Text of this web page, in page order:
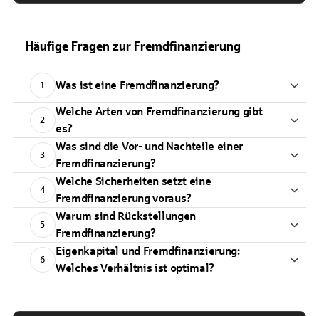
Häufige Fragen zur Fremdfinanzierung
1 Was ist eine Fremdfinanzierung?
2
Welche Arten von Fremdfinanzierung gibt
es?
3
Was sind die Vor- und Nachteile einer
Fremdfinanzierung?
4
Welche Sicherheiten setzt eine
Fremdfinanzierung voraus?
5
Warum sind Rückstellungen
Fremdfinanzierung?
6
Eigenkapital und Fremdfinanzierung:
Welches Verhältnis ist optimal?